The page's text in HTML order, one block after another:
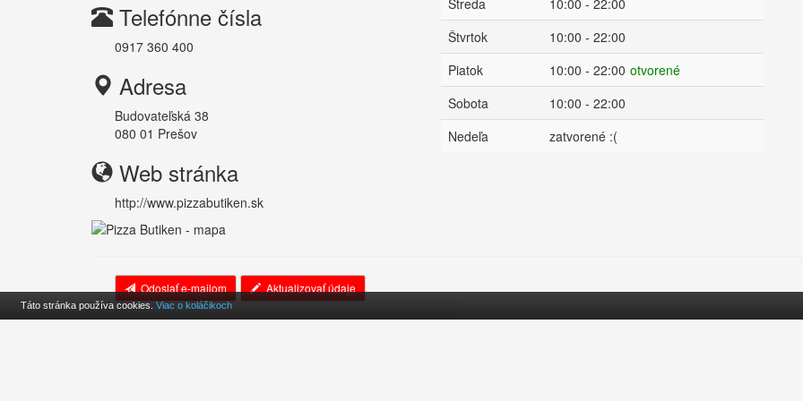
Telefónne čísla
0917 360 400
Adresa
Budovateľská 38
080 01 Prešov
Web stránka
http://www.pizzabutiken.sk
Štvrtok
10:00 - 22:00
Piatok
10:00 - 22:00 otvorené
Sobota
10:00 - 22:00
Nedeľa
zatvorené :(
Odoslať e-mailom Aktualizovať údaje
Táto stránka používa cookies. Viac o koláčikoch